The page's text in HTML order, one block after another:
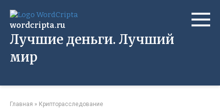
контенту
wordcripta.ru
Лучшие деньги. Лучший
мир
Главная » Крипторасследование